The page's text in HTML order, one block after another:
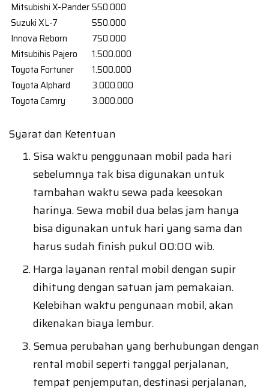
Mitsubishi X-Pander550.000
Suzuki XL-7
550.000
Innova Reborn
750.000
Mitsubihis Pajero
1.500.000
Toyota Fortuner
1.500.000
Toyota Alphard
3.000.000
Toyota Camry
3.000.000
Syarat dan Ketentuan
Sisa waktu penggunaan mobil pada hari
sebelumnya tak bisa digunakan untuk
tambahan waktu sewa pada keesokan
harinya. Sewa mobil dua belas jam hanya
bisa digunakan untuk hari yang sama dan
harus sudah finish pukul 00:00 wib.
Harga layanan rental mobil dengan supir
dihitung dengan satuan jam pemakaian.
Kelebihan waktu pengunaan mobil, akan
dikenakan biaya lembur.
Semua perubahan yang berhubungan dengan
rental mobil seperti tanggal perjalanan,
tempat penjemputan, destinasi perjalanan,